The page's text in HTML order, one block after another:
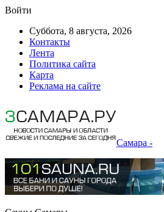
Войти
Суббота, 8 августа, 2026
Контакты
Лента
Политика сайта
Карта
Реклама на сайте
Самара -